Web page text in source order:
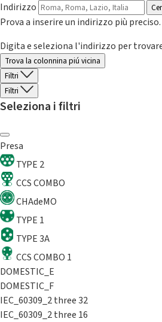
Indirizzo
Prova a inserire un indirizzo più preciso.
Digita e seleziona l'indirizzo per
Trova la colonnina piú vicina
Filtri
Filtri
Seleziona i filtri
Presa
TYPE 2
CCS COMBO
CHAdeMO
TYPE 1
TYPE 3A
CCS COMBO 1
DOMESTIC_E
DOMESTIC_F
IEC_60309_2 three 32
IEC_60309_2 three 16